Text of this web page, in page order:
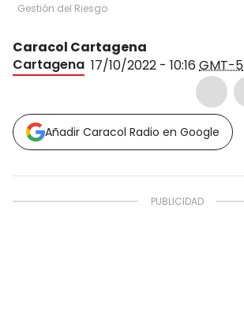
Gestión del Riesgo
Caracol Cartagena
Cartagena 17/10/2022 - 10:16 GMT-5
Añadir Caracol Radio en Google